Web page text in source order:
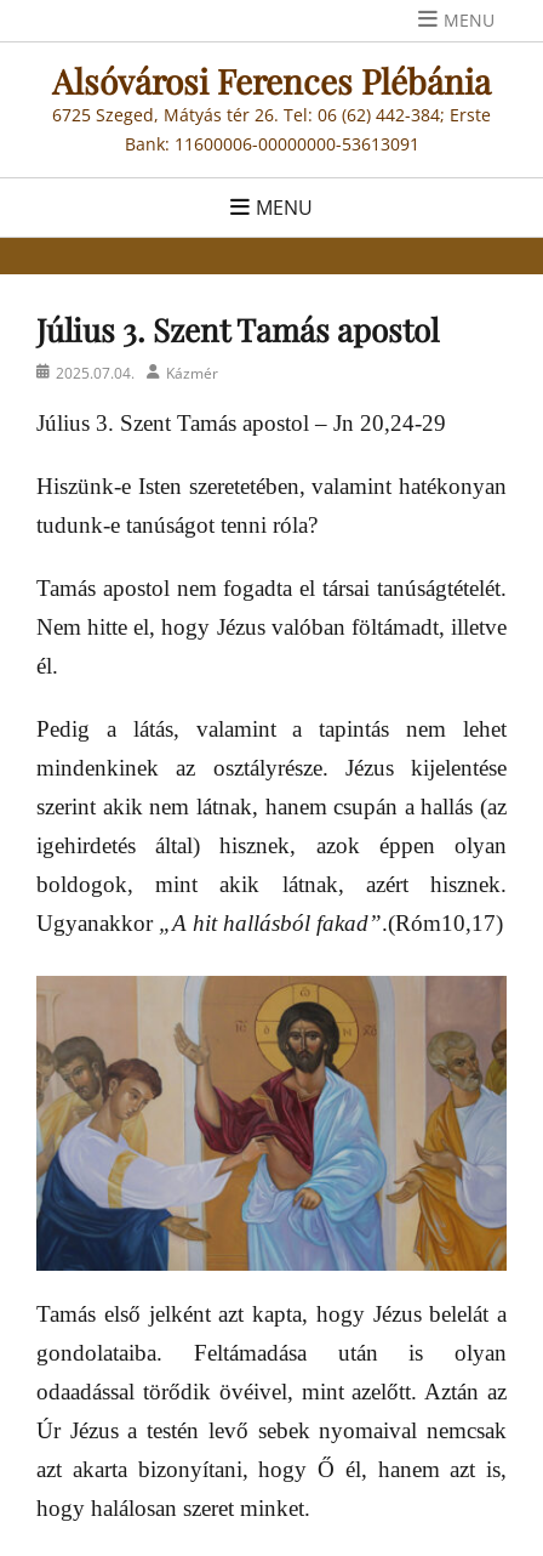
to
content
MENU
Alsóvárosi Ferences Plébánia
6725 Szeged, Mátyás tér 26. Tel: 06 (62) 442-384; Erste
Bank: 11600006-00000000-53613091
MENU
Július 3. Szent Tamás apostol
Posted2025.07.04. AuthorKázmér
Július 3. Szent Tamás apostol – Jn 20,24-29
Hiszünk-e Isten szeretetében, valamint hatékonyan
tudunk-e tanúságot tenni róla?
Tamás apostol nem fogadta el társai tanúságtételét.
Nem hitte el, hogy Jézus valóban föltámadt, illetve
él.
Pedig a látás, valamint a tapintás nem lehet
mindenkinek az osztályrésze. Jézus kijelentése
szerint akik nem látnak, hanem csupán a hallás (az
igehirdetés által) hisznek, azok éppen olyan
boldogok, mint akik látnak, azért hisznek.
Ugyanakkor „A hit hallásból fakad”.(Róm10,17)
Tamás első jelként azt kapta, hogy Jézus belelát a
gondolataiba. Feltámadása után is olyan
odaadással törődik övéivel, mint azelőtt. Aztán az
Úr Jézus a testén levő sebek nyomaival nemcsak
azt akarta bizonyítani, hogy Ő él, hanem azt is,
hogy halálosan szeret minket.